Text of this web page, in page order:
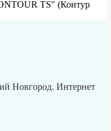
TS" (Контур
Новгород. Интернет